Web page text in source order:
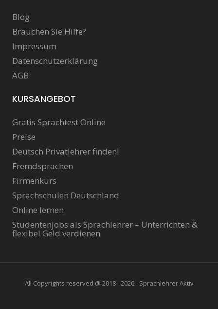
Blog
Brauchen Sie Hilfe?
Impressum
Datenschutzerklärung
AGB
KURSANGEBOT
Gratis Sprachtest Online
Preise
Deutsch Privatlehrer finden!
Fremdsprachen
Firmenkurs
Sprachschulen Deutschland
Online lernen
Studentenjobs als Sprachlehrer – Unterrichten &
flexibel Geld verdienen
All Copyrights reserved @ 2018 - 2026 - Sprachlehrer Aktiv